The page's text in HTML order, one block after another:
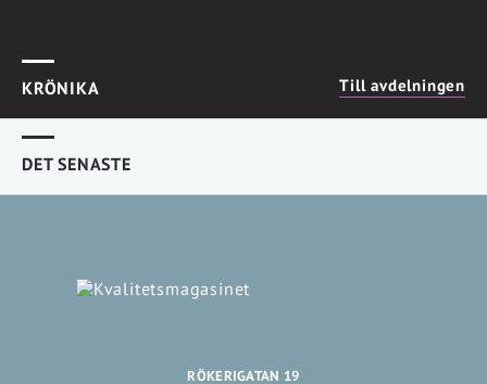
Lärdom:
– Engagemanget fanns, men inte
förutsättningarna. Jag insåg att vi måste bygga
KRÖNIKA Till avdelningen
DET SENASTE
RÖKERIGATAN 19